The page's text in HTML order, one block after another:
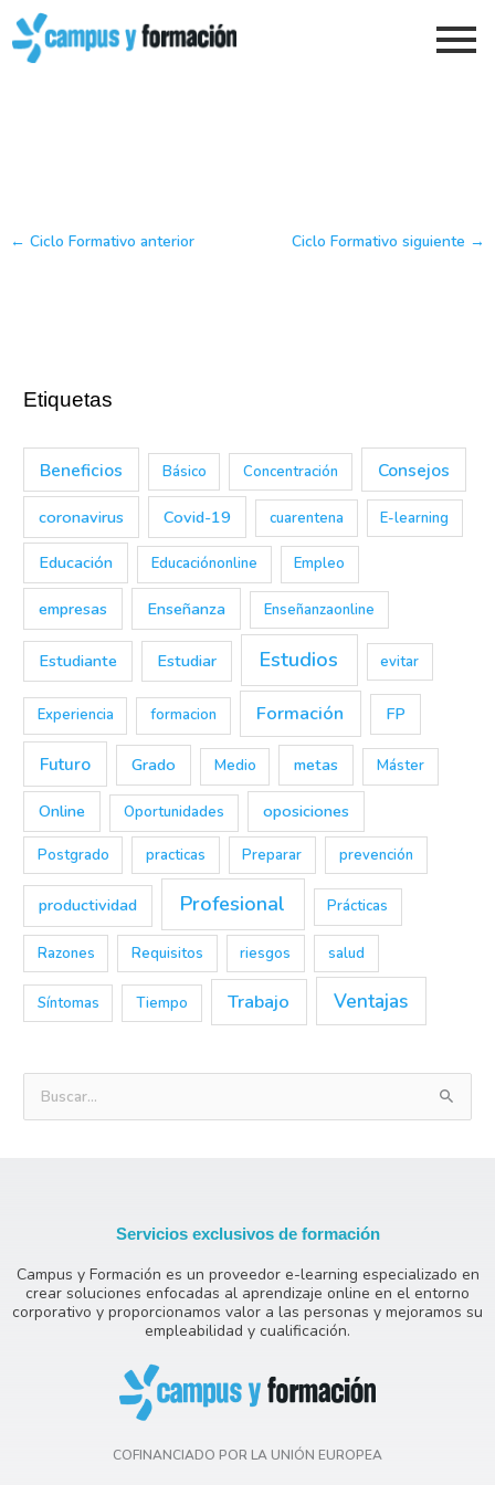
contenido
← Ciclo Formativo anterior Ciclo Formativo siguiente →
Etiquetas
Beneficios Básico Concentración Consejos
coronavirus Covid-19 cuarentena E-learning
Educación Educaciónonline Empleo
empresas Enseñanza Enseñanzaonline
Estudiante Estudiar Estudios evitar
Experiencia formacion Formación FP
Futuro Grado Medio metas Máster
Online Oportunidades oposiciones
Postgrado practicas Preparar prevención
productividad Profesional Prácticas
Razones Requisitos riesgos salud
Síntomas Tiempo Trabajo Ventajas
p
o
Servicios exclusivos de formación
Campus y Formación es un proveedor e-learning especializado en
crear soluciones enfocadas al aprendizaje online en el entorno
corporativo y proporcionamos valor a las personas y mejoramos su
empleabilidad y cualificación.
COFINANCIADO POR LA UNIÓN EUROPEA